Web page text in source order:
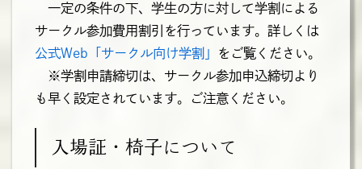
一定の条件の下、学生の方に対して学割による
サークル参加費用割引を行っています。詳しくは
公式Web「サークル向け学割」
をご覧ください。
※学割申請締切は、サークル参加申込締切より
も早く設定されています。ご注意ください。
入場証・椅子について